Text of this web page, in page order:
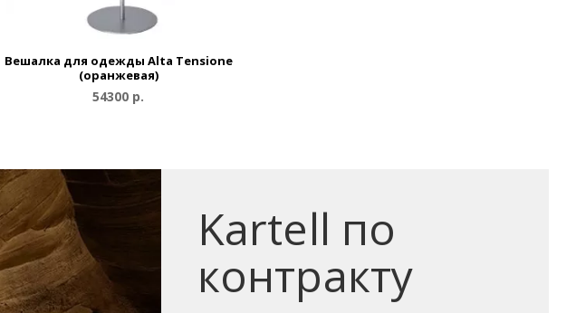
Вешалка для одежды Alta Tensione
(оранжевая)
54300 р.
Kartell по
контракту